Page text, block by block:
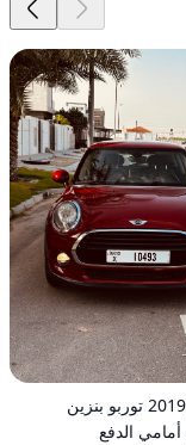
ميني كوبر 2019 توربو بنزين
أمامي الدفع